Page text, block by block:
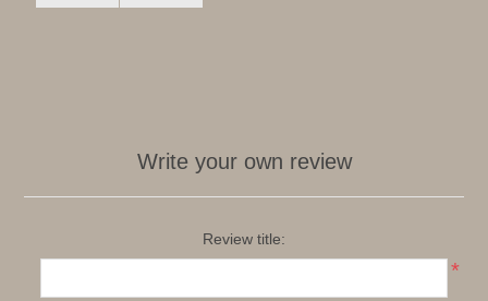
Write your own review
Review title:
*